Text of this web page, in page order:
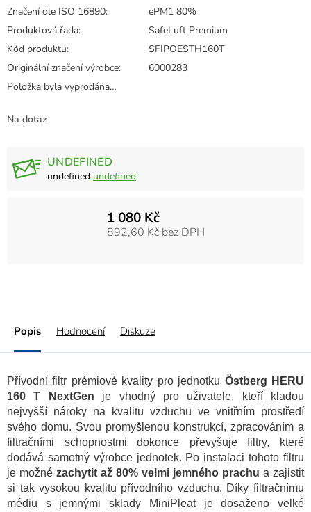
Na dotaz
UNDEFINED
undefined undefined
Značení dle ISO 16890:
ePM1 80%
Produktová řada:
SafeLuft Premium
Kód produktu:
SFIPOESTH160T
Originální značení výrobce:
6000283
Položka byla vyprodána…
1 080 Kč
892,60 Kč bez DPH
Popis Hodnocení Diskuze
Přívodní filtr prémiové kvality pro jednotku Östberg HERU
160 T NextGen je vhodný pro uživatele, kteří kladou
nejvyšší nároky na kvalitu vzduchu ve vnitřním prostředí
svého domu. Svou promyšlenou konstrukcí, zpracováním a
filtračními schopnostmi dokonce převyšuje filtry, které
dodává samotný výrobce jednotek. Po instalaci tohoto filtru
je možné zachytit až 80% velmi jemného prachu a zajistit
si tak vysokou kvalitu přívodního vzduchu. Díky filtračnímu
médiu s jemnými sklady MiniPleat je dosaženo velké